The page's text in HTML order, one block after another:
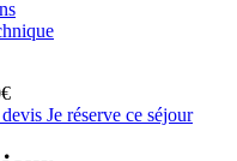
Je réserve ce séjour